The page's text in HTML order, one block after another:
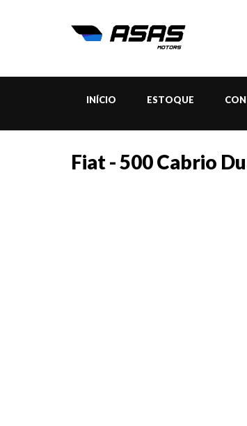
INÍCIO ESTOQUE
Fiat - 500 Cabrio